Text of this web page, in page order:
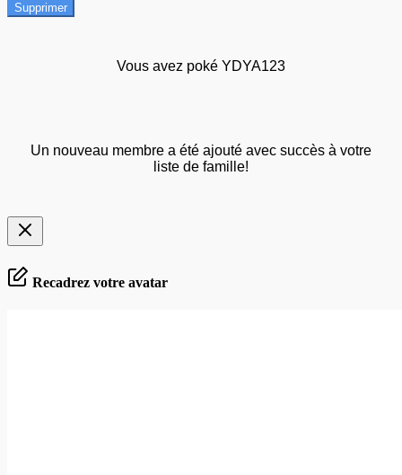
Supprimer
Vous avez poké YDYA123
Un nouveau membre a été ajouté avec succès à votre
liste de famille!
Recadrez votre avatar